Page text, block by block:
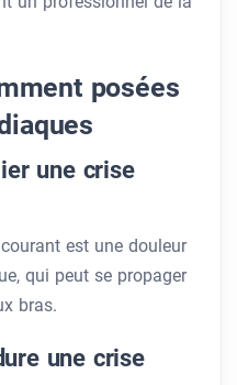
posées
une crise
est une douleur
qui peut se propager
bras.
une crise